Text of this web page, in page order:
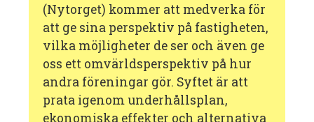
(Nytorget) kommer att medverka för
att ge sina perspektiv på fastigheten,
vilka möjligheter de ser och även ge
oss ett omvärldsperspektiv på hur
andra föreningar gör. Syftet är att
prata igenom underhållsplan,
ekonomiska effekter och alternativa